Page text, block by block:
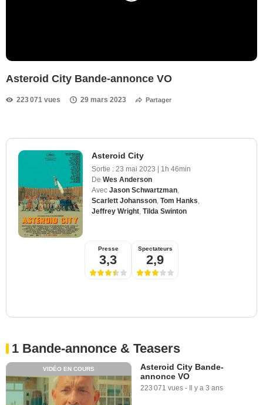
Asteroid City Bande-annonce VO
223 071 vues 29 mars 2023 Partager
Asteroid City
Sortie : 23 mai 2023 | 1h 46min
De Wes Anderson
Avec Jason Schwartzman
Scarlett Johansson Tom Hanks
Jeffrey Wright Tilda Swinton
Presse
3,3
Spectateurs
2,9
1 Bande-annonce & Teasers
VIDÉO EN COURS
Asteroid City Bande-
annonce VO
223 071 vues - Il y a 3 ans